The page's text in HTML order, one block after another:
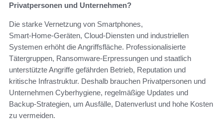
Privatpersonen und Unternehmen?
Die starke Vernetzung von Smartphones,
Smart‑Home‑Geräten, Cloud‑Diensten und industriellen
Systemen erhöht die Angriffsfläche. Professionalisierte
Tätergruppen, Ransomware‑Erpressungen und staatlich
unterstützte Angriffe gefährden Betrieb, Reputation und
kritische Infrastruktur. Deshalb brauchen Privatpersonen und
Unternehmen Cyberhygiene, regelmäßige Updates und
Backup‑Strategien, um Ausfälle, Datenverlust und hohe Kosten
zu vermeiden.